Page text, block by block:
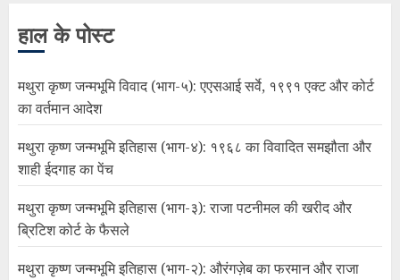
हाल के पोस्ट
मथुरा कृष्ण जन्मभूमि विवाद (भाग-५): एएसआई सर्वे, १९९१ एक्ट और कोर्ट
का वर्तमान आदेश
मथुरा कृष्ण जन्मभूमि इतिहास (भाग-४): १९६८ का विवादित समझौता और
शाही ईदगाह का पेंच
मथुरा कृष्ण जन्मभूमि इतिहास (भाग-३): राजा पटनीमल की खरीद और
ब्रिटिश कोर्ट के फैसले
मथुरा कृष्ण जन्मभूमि इतिहास (भाग-२): औरंगज़ेब का फरमान और राजा